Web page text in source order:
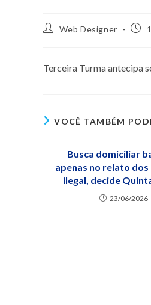
Web Designer
Terceira Turma antecipa
VOCÊ TAMBÉM
Busca domiciliar
apenas no relato
ilegal, decide
23/06/2026